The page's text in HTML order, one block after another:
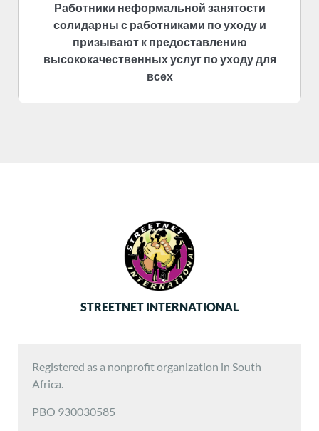
Работники неформальной занятости
солидарны с работниками по уходу и
призывают к предоставлению
высококачественных услуг по уходу для
всех
STREETNET INTERNATIONAL
Registered as a nonprofit organization in South
Africa.
PBO 930030585